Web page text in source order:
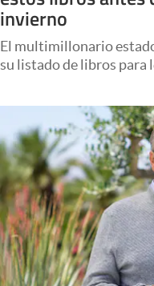
Columnistas
Apertura
Clase
Clima
Mundial 2026
Eventos Corporativos
El Cronista Studio
Mediakit
invierno
El multimillonario
su listado de libros para